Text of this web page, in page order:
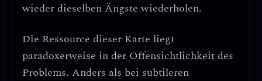
wieder dieselben Ängste wiederholen.
Die Ressource dieser Karte liegt
paradoxerweise in der Offensichtlichkeit des
Problems. Anders als bei subtileren